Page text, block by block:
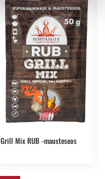
Grill Mix RUB -mausteseos